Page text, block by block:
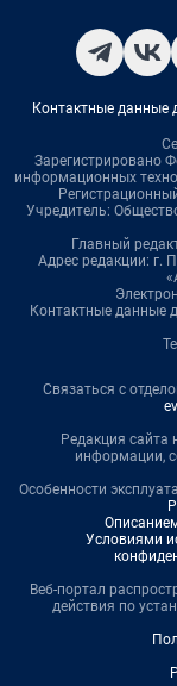
Контактные данные
Зарегистрировано
информационных
Учредитель:
Главный
Адрес редакции: г.
Контактные данные
Связаться с
Редакция сайта
информации,
Особенности
Условиями
Веб-портал
действия по